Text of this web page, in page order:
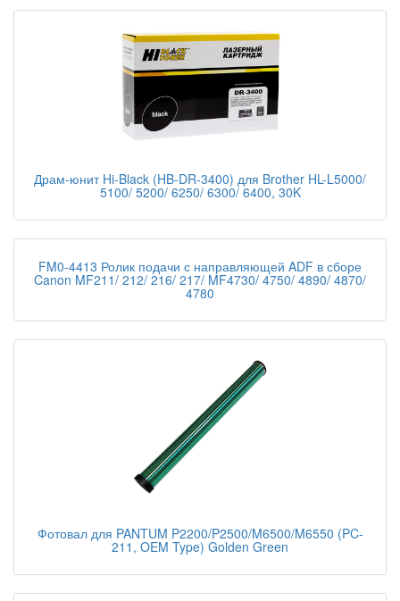
Драм-юнит Hi-Black (HB-DR-3400) для Brother HL-L5000/
5100/ 5200/ 6250/ 6300/ 6400, 30K
FM0-4413 Ролик подачи с направляющей ADF в сборе
Canon MF211/ 212/ 216/ 217/ MF4730/ 4750/ 4890/ 4870/
4780
Фотовал для PANTUM P2200/P2500/M6500/M6550 (PC-
211, OEM Type) Golden Green